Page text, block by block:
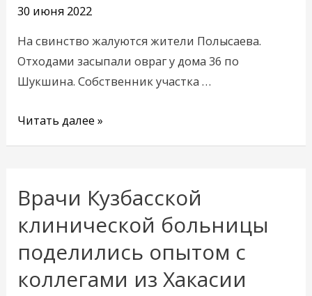
30 июня 2022
На свинство жалуются жители Полысаева.
Отходами засыпали овраг у дома 36 по
Шукшина. Собственник участка …
Читать далее »
Врачи Кузбасской
клинической больницы
поделились опытом с
коллегами из Хакасии
Врачи
Кузбасской
клинической
больницы
поделились